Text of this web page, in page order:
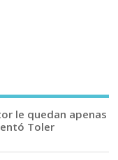
le quedan apenas
Toler